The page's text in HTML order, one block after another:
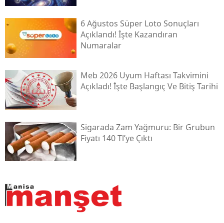
6 Ağustos Süper Loto Sonuçları
Açıklandı! İşte Kazandıran
Numaralar
Meb 2026 Uyum Haftası Takvimini
Açıkladı! İşte Başlangıç Ve Bitiş Tarihi
Sigarada Zam Yağmuru: Bir Grubun
Fiyatı 140 Tl’ye Çıktı